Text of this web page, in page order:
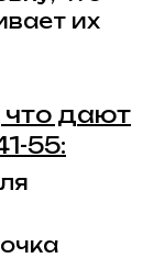
их
что дают
55: